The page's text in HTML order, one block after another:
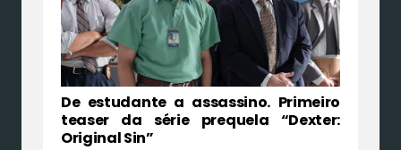
De estudante a assassino. Primeiro
teaser da série prequela “Dexter:
Original Sin”